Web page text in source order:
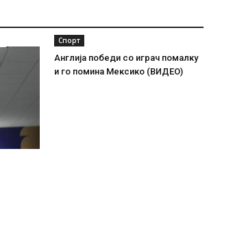
Спорт
Англија победи со играч помалку
и го помина Мексико (ВИДЕО)